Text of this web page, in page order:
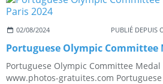
02/08/2024 PUBLIÉ DEPUIS
Portuguese Olympic Committee
www.photos-gratuites.com